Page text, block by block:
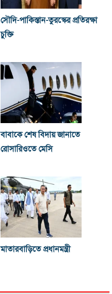
সৌদি-পাকিস্তান-তুরস্কের প্রতিরক্ষা
চুক্তি
বাবাকে শেষ বিদায় জানাতে
রোসারিওতে মেসি
মাতারবাড়িতে প্রধানমন্ত্রী